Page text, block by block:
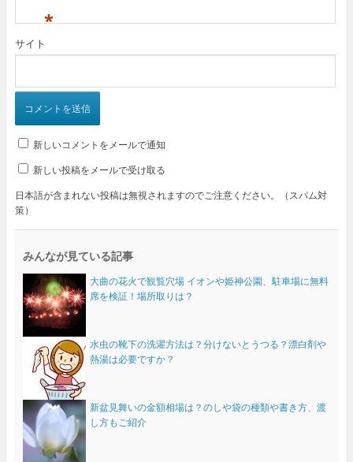
*
サイト
新しいコメントをメールで通知
新しい投稿をメールで受け取る
日本語が含まれない投稿は無視されますのでご注意ください。（スパム対
策）
みんなが見ている記事
大曲の花火で観覧穴場 イオンや姫神公園、駐車場に無料
席を検証！場所取りは？
水虫の靴下の洗濯方法は？分けないとうつる？漂白剤や
熱湯は必要ですか？
新盆見舞いの金額相場は？のしや袋の種類や書き方、渡
し方もご紹介